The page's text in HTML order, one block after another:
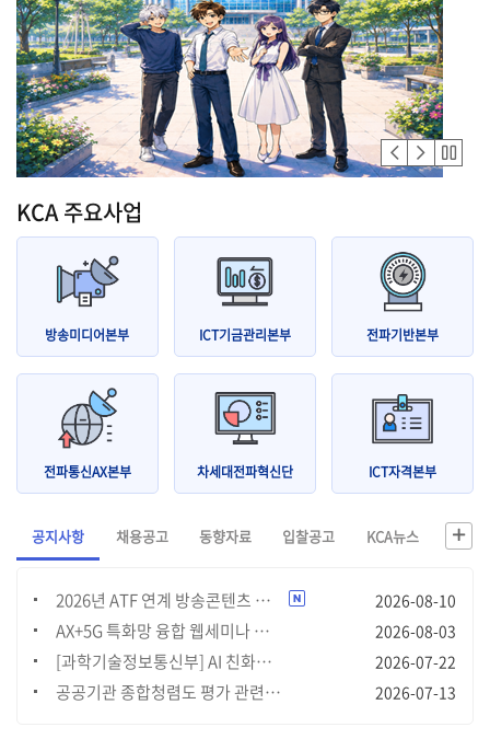
KCA 주요사업
방송미디어본부 ICT기금관리본부 전파기반본부
전파통신AX본부 차세대전파혁신단 ICT자격본부
공지사항
2026년 ATF 연계 방송콘텐츠 해외유통 지원 사업 공고 2026-08-10
AX+5G 특화망 융합 웹세미나 개최 안내 '26.8.26.(수) 2026-08-03
[과학기술정보통신부] AI 친화ㆍ고가치 데이터 개방ㆍ활용 확대를 위한 설문조사 2026-07-22
공공기관 종합청렴도 평가 관련 개인정보 제3자 제공사항 알림 2026-07-13
채용공고 동향자료 입찰공고 KCA뉴스